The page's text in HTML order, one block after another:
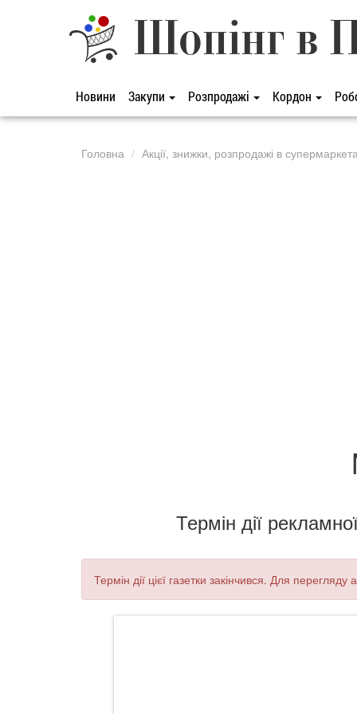
Шопінг в
Новини Закупи Розпродажі Кордон
Головна Акції, знижки, розпродажі в
Термін дії
Термін дії цієї газетки закінчився. Для